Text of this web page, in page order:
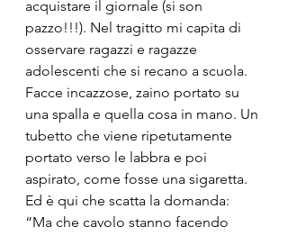
acquistare il giornale (si son
pazzo!!!). Nel tragitto mi capita di
osservare ragazzi e ragazze
adolescenti che si recano a scuola.
Facce incazzose, zaino portato su
una spalla e quella cosa in mano. Un
tubetto che viene ripetutamente
portato verso le labbra e poi
aspirato, come fosse una sigaretta.
Ed è qui che scatta la domanda:
“Ma che cavolo stanno facendo